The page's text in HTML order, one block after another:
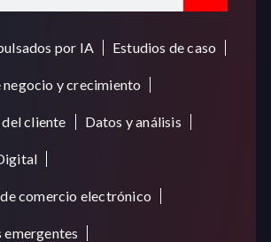
por IA Estudios de caso
y crecimiento
cliente Datos y análisis
comercio electrónico
emergentes